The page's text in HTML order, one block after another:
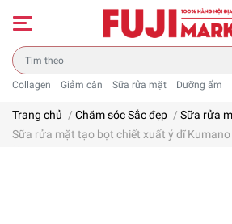
Collagen Giảm cân Sữa rửa mặt Dưỡng ẩm
Trang chủ / Chăm sóc Sắc đẹp / Sữa rửa
Sữa rửa mặt tạo bọt chiết xuất ý dĩ